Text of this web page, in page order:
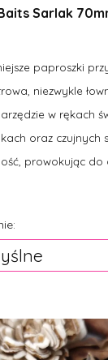
Sarlak
paproszki
niezwykle
w rękach
oraz czujnych
prowokując do